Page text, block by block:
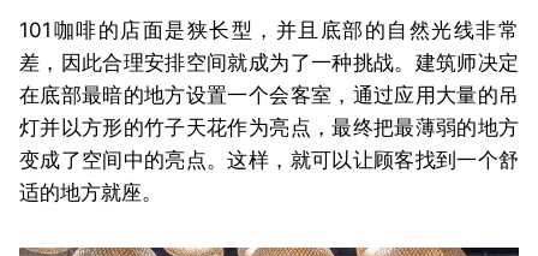
101咖啡的店面是狭长型，并且底部的自然光线非常
差，因此合理安排空间就成为了一种挑战。建筑师决定
在底部最暗的地方设置一个会客室，通过应用大量的吊
灯并以方形的竹子天花作为亮点，最终把最薄弱的地方
变成了空间中的亮点。这样，就可以让顾客找到一个舒
适的地方就座。